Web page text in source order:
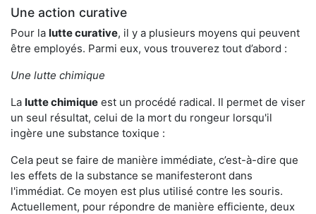
Une action curative
Pour la lutte curative, il y a plusieurs moyens qui peuvent
être employés. Parmi eux, vous trouverez tout d’abord :
Une lutte chimique
La lutte chimique est un procédé radical. Il permet de viser
un seul résultat, celui de la mort du rongeur lorsqu'il
ingère une substance toxique :
Cela peut se faire de manière immédiate, c’est-à-dire que
les effets de la substance se manifesteront dans
l'immédiat. Ce moyen est plus utilisé contre les souris.
Actuellement, pour répondre de manière efficiente, deux